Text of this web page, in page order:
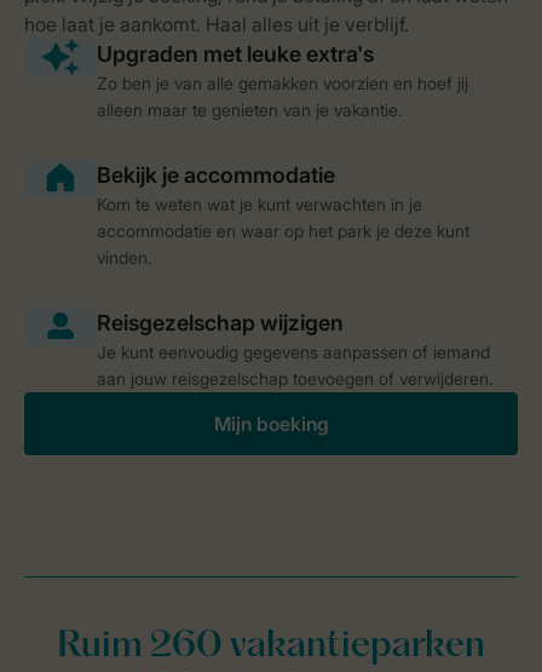
Zo ben je van alle gemakken voorzien en hoef jij
alleen maar te genieten van je vakantie.
Kom te weten wat je kunt verwachten in je
accommodatie en waar op het park je deze kunt
vinden.
Je kunt eenvoudig gegevens aanpassen of iemand
aan jouw reisgezelschap toevoegen of verwijderen.
Mijn boeking
Ruim 260 vakantieparken